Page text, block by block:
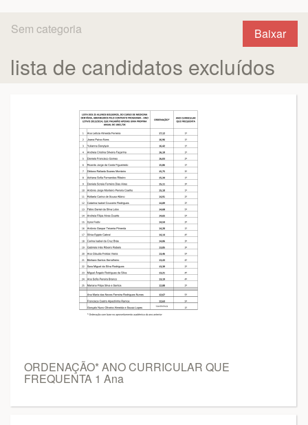
Baixar
Sem categoria
lista de candidatos excluídos
ORDENAÇÃO* ANO CURRICULAR QUE
FREQUENTA 1 Ana